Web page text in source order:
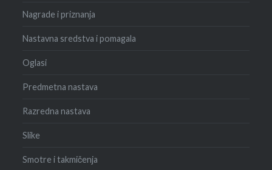
Nagrade i priznanja
Nastavna sredstva i pomagala
Oglasi
Predmetna nastava
Razredna nastava
Slike
Smotre i takmičenja